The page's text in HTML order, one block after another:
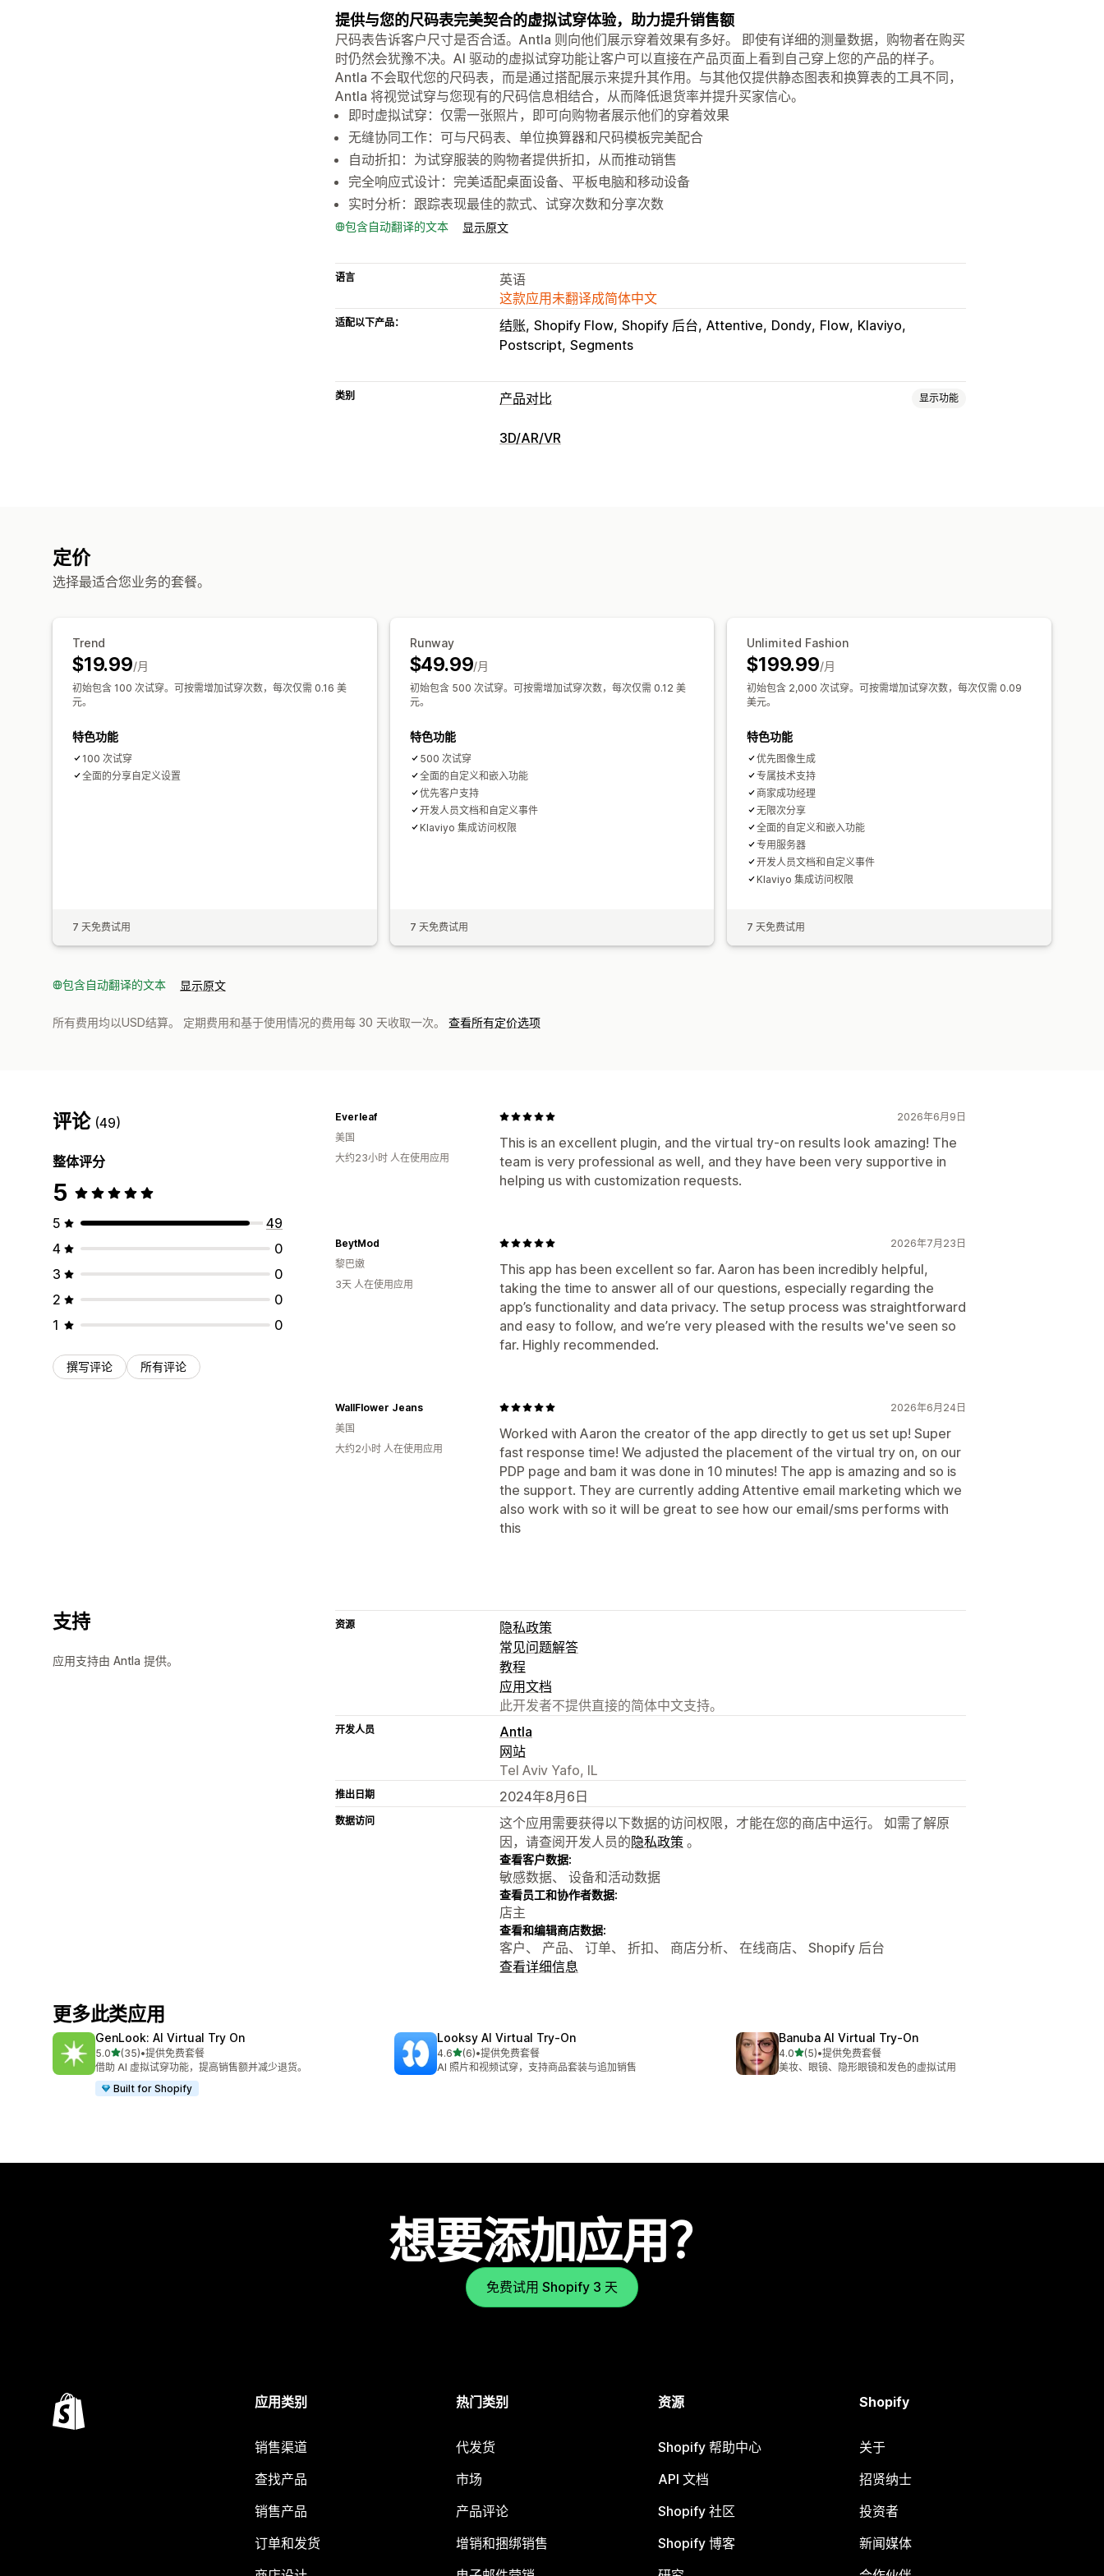
提供与您的尺码表完美契合的虚拟试穿体验，助力提升销售额
尺码表告诉客户尺寸是否合适。Antla 则向他们展示穿着效果有多好。 即使有详细的测量数据，购物者在购买
时仍然会犹豫不决。AI 驱动的虚拟试穿功能让客户可以直接在产品页面上看到自己穿上您的产品的样子。
Antla 不会取代您的尺码表，而是通过搭配展示来提升其作用。与其他仅提供静态图表和换算表的工具不同，
Antla 将视觉试穿与您现有的尺码信息相结合，从而降低退货率并提升买家信心。
即时虚拟试穿：仅需一张照片，即可向购物者展示他们的穿着效果
无缝协同工作：可与尺码表、单位换算器和尺码模板完美配合
自动折扣：为试穿服装的购物者提供折扣，从而推动销售
完全响应式设计：完美适配桌面设备、平板电脑和移动设备
实时分析：跟踪表现最佳的款式、试穿次数和分享次数
包含自动翻译的文本 显示原文
语言
英语
这款应用未翻译成简体中文
适配以下产品： 结账 Shopify Flow Shopify 后台 Attentive Dondy Flow Klaviyo
Postscript Segments
类别 产品对比 显示功能
对比工具
3D/AR/VR
定价
选择最适合您业务的套餐。
Trend
$19.99/月
初始包含 100 次试穿。可按需增加试穿次数，每次仅需 0.16 美
元。
特色功能
100 次试穿
全面的分享自定义设置
7 天免费试用
Runway
$49.99/月
初始包含 500 次试穿。可按需增加试穿次数，每次仅需 0.12 美
元。
特色功能
500 次试穿
全面的自定义和嵌入功能
优先客户支持
开发人员文档和自定义事件
Klaviyo 集成访问权限
7 天免费试用
Unlimited Fashion
$199.99/月
初始包含 2,000 次试穿。可按需增加试穿次数，每次仅需 0.09
美元。
特色功能
优先图像生成
专属技术支持
商家成功经理
无限次分享
全面的自定义和嵌入功能
专用服务器
开发人员文档和自定义事件
Klaviyo 集成访问权限
7 天免费试用
包含自动翻译的文本 显示原文
所有费用均以USD结算。 定期费用和基于使用情况的费用每 30 天收取一次。 查看所有定价选项
评论 (49)
整体评分
5
5
49
4
0
3
0
2
0
1
0
撰写评论 所有评论
2026年6月9日
This is an excellent plugin, and the virtual try-on results look amazing! The
team is very professional as well, and they have been very supportive in
helping us with customization requests.
Everleaf
美国
大约23小时 人在使用应用
2026年7月23日
This app has been excellent so far. Aaron has been incredibly helpful,
taking the time to answer all of our questions, especially regarding the
app’s functionality and data privacy. The setup process was straightforward
and easy to follow, and we’re very pleased with the results we've seen so
far. Highly recommended.
BeytMod
黎巴嫩
3天 人在使用应用
2026年6月24日
Worked with Aaron the creator of the app directly to get us set up! Super
fast response time! We adjusted the placement of the virtual try on, on our
PDP page and bam it was done in 10 minutes! The app is amazing and so is
the support. They are currently adding Attentive email marketing which we
also work with so it will be great to see how our email/sms performs with
this
WallFlower Jeans
美国
大约2小时 人在使用应用
支持
应用支持由 Antla 提供。
资源
隐私政策
常见问题解答
教程
应用文档
此开发者不提供直接的简体中文支持。
开发人员
Antla
网站
Tel Aviv Yafo, IL
推出日期 2024年8月6日
数据访问
这个应用需要获得以下数据的访问权限，才能在您的商店中运行。 如需了解原
因，请查阅开发人员的隐私政策 。
查看客户数据:
敏感数据、 设备和活动数据
查看员工和协作者数据:
店主
查看和编辑商店数据:
客户、 产品、 订单、 折扣、 商店分析、 在线商店、 Shopify 后台
查看详细信息
更多此类应用
GenLook: AI Virtual Try On
5.0星（满分 5 星）
(35)
总共 35 条评论
•提供免费套餐
借助 AI 虚拟试穿功能，提高销售额并减少退货。
Built for Shopify
Looksy AI Virtual Try‑On
4.6星（满分 5 星）
(6)
总共 6 条评论
•提供免费套餐
AI 照片和视频试穿，支持商品套装与追加销售
Banuba AI Virtual Try‑On
4.0星（满分 5 星）
(5)
总共 5 条评论
•提供免费套餐
美妆、眼镜、隐形眼镜和发色的虚拟试用
想要添加应用？
免费试用 Shopify 3 天
应用类别
销售渠道
查找产品
销售产品
订单和发货
热门类别
代发货
市场
产品评论
增销和捆绑销售
资源
Shopify 帮助中心
API 文档
Shopify 社区
Shopify 博客
Shopify
关于
招贤纳士
投资者
新闻媒体